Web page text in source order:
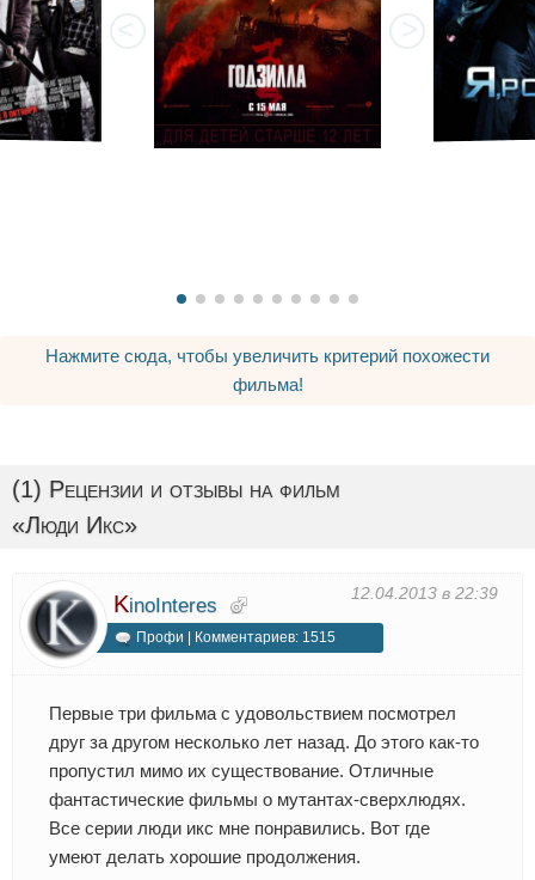
Нажмите сюда, чтобы увеличить критерий похожести
фильма!
(1) Рецензии и отзывы на фильм
«Люди Икс»
12.04.2013 в 22:39
KinoInteres
Профи | Комментариев: 1515
Первые три фильма с удовольствием посмотрел
друг за другом несколько лет назад. До этого как-то
пропустил мимо их существование. Отличные
фантастические фильмы о мутантах-сверхлюдях.
Все серии люди икс мне понравились. Вот где
умеют делать хорошие продолжения.